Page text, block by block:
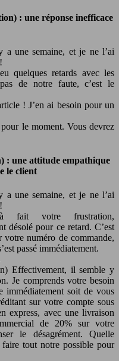
: une réponse inefficace
a une semaine, et je ne l’ai
quelques retards avec les
de notre faute, c’est le
! J’en ai besoin pour un
le moment. Vous devrez
: une attitude empathique
le client
a une semaine, et je ne l’ai
fait votre frustration,
désolé pour ce retard. C’est
votre numéro de commande,
passé immédiatement.
Effectivement, il semble y
Je comprends votre besoin
immédiatement soit de vous
sur votre compte sous
express, avec une livraison
de 20% sur votre
le désagrément. Quelle
tout notre possible pour